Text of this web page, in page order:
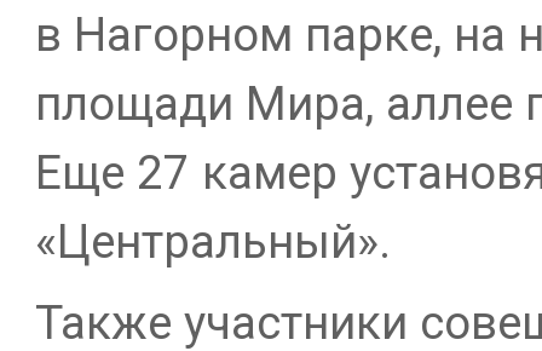
в Нагорном парке, на
площади Мира, аллее
Еще 27 камер
«Центральный».
Также участники